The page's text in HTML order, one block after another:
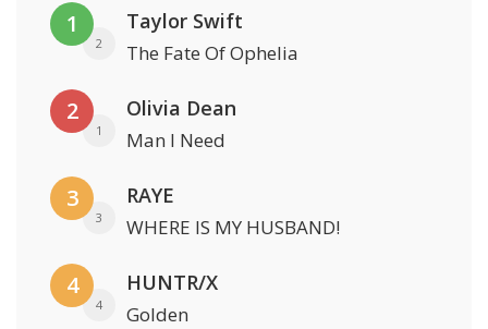
1
2
Taylor Swift
The Fate Of Ophelia
2
1
Olivia Dean
Man I Need
3
3
RAYE
WHERE IS MY HUSBAND!
4
4
HUNTR/X
Golden